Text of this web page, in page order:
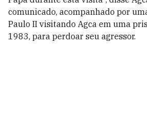
comunicado, acompanhado por
Paulo II visitando Agca em uma
1983, para perdoar seu agressor.